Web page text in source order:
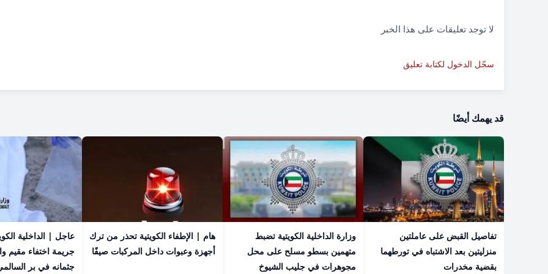
لا توجد تعليقات على هذا الخبر
سجّل الدخول لكتابة تعليق
قد يهمك أيضًا
تفاصيل القبض على عاملتين
منزليتين بعد الاشتباه في تورطهما
بقضية مخدرات
وزارة الداخلية الكويتية تضبط
متهمين بسطو مسلح على محل
مجوهرات في جليب الشيوخ
هام | الإطفاء الكويتية تحذر من ترك
أجهزة وعبوات داخل المركبات صيفًا
عاجل | الداخلية
جريمة اختفاء مقيم
جثمانه في بر